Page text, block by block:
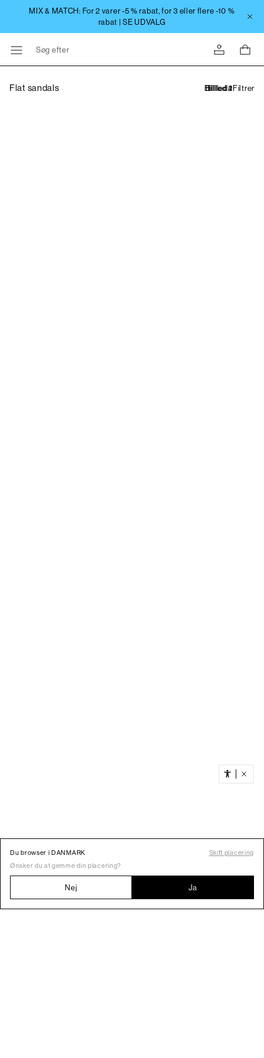
Søg efter
Flat sandals Filtrer
Du browser i DANMARK
Skift placering
Ønsker du at gemme din placering?
Nej Ja